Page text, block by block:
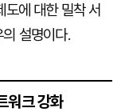
도에 대한 밀착 서
설명이다.
워크 강화